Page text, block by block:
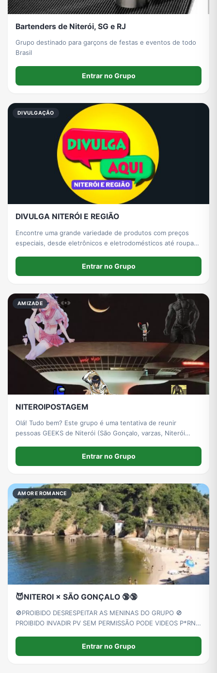
Bartenders de Niterói, SG e RJ
Grupo destinado para garçons de festas e eventos de todo
Brasil
Entrar no Grupo
DIVULGAÇÃO
DIVULGA NITERÓI E REGIÃO
Encontre uma grande variedade de produtos com preços
especiais, desde eletrônicos e eletrodomésticos até roupas,
moda, calçados e muito mais. Você Vai se surpreender aqui!
Entrar no Grupo
AMIZADE
NITEROIPOSTAGEM
Olá! Tudo bem? Este grupo é uma tentativa de reunir
pessoas GEEKS de Niterói (São Gonçalo, varzas, Niterói
, pessoas que gostam de animes, jogos, séries, eventos
GEEKS ect ect.. Até então temos
Entrar no Grupo
AMOR E ROMANCE
😈NITEROI × SÃO GONÇALO 🔞🔞
🚫PROIBIDO DESRESPEITAR AS MENINAS DO GRUPO 🚫
PROIBIDO INVADIR PV SEM PERMISSÃO PODE VIDEOS P*RN*
QUALQUER UM QUE DESRESPEITAR AS REGRAS SERA BAM.
GRUPO RESERVADO PARA PESSOAS DE NITERÓI E SÃO
Entrar no Grupo